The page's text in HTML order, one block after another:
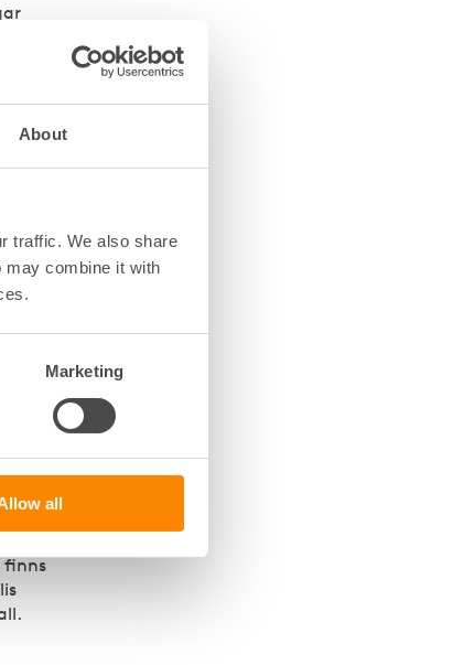
About
traffic. We also share
may combine it with
Marketing
all
finns